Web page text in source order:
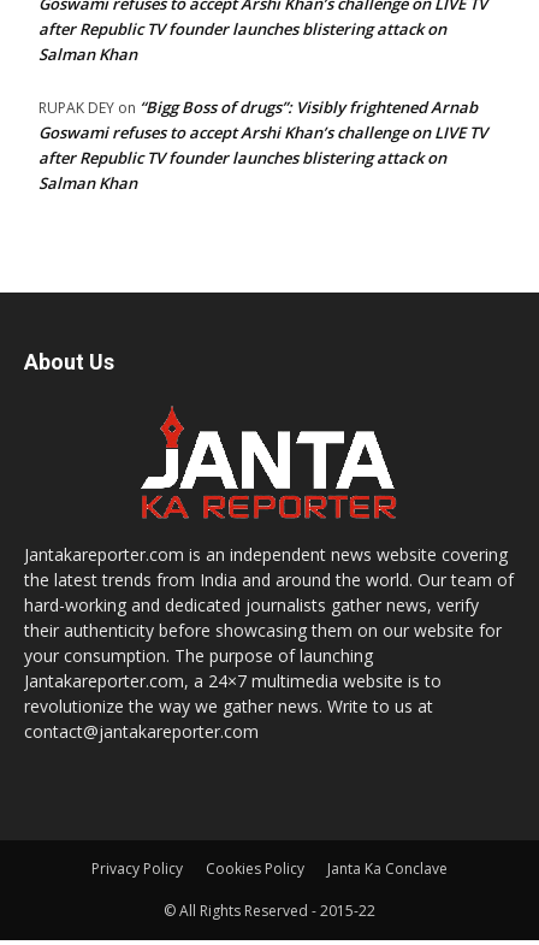
after Republic TV founder launches blistering attack on
Salman Khan
RUPAK DEY on “Bigg Boss of drugs”: Visibly frightened Arnab
Goswami refuses to accept Arshi Khan’s challenge on LIVE TV
after Republic TV founder launches blistering attack on
Salman Khan
About Us
Jantakareporter.com is an independent news website covering
the latest trends from India and around the world. Our team of
hard-working and dedicated journalists gather news, verify
their authenticity before showcasing them on our website for
your consumption. The purpose of launching
Jantakareporter.com, a 24×7 multimedia website is to
revolutionize the way we gather news. Write to us at
contact@jantakareporter.com
Privacy Policy Cookies Policy Janta Ka Conclave
© All Rights Reserved - 2015-22